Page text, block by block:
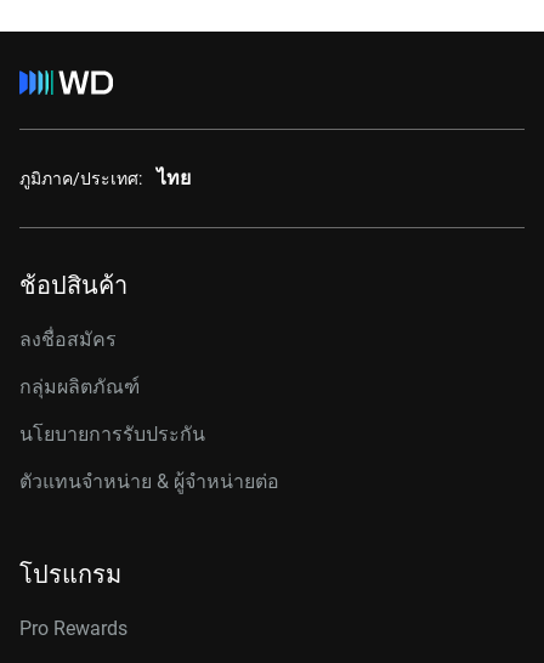
ภูมิภาค/ประเทศ: ไทย
ช้อปสินค้า
ลงชื่อสมัคร
กลุ่มผลิตภัณฑ์
นโยบายการรับประกัน
ตัวแทนจำหน่าย & ผู้จำหน่ายต่อ
โปรแกรม
Pro Rewards